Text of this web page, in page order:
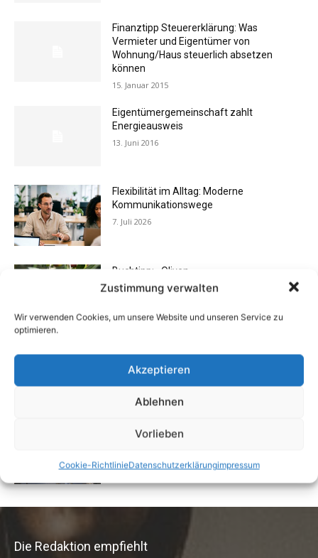
Zustimmung verwalten
Wir verwenden Cookies, um unsere Website und unseren Service zu
optimieren.
Akzeptieren
Ablehnen
Vorlieben
Cookie-RichtlinieDatenschutzerklärungimpressum
Finanztipp Steuererklärung: Was
Vermieter und Eigentümer von
Wohnung/Haus steuerlich absetzen
können
15. Januar 2015
Eigentümergemeinschaft zahlt
Energieausweis
13. Juni 2016
Flexibilität im Alltag: Moderne
Kommunikationswege
7. Juli 2026
Buchtipp: «Oliven»
13. Januar 2021
berechtigtem Interesse
Vermieter aufgepasst: Wenn Mieter ihre
24. April 2019
Die Redaktion empfiehlt